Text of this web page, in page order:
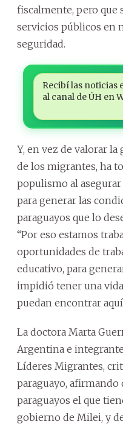
fiscalmente, pero que
servicios públicos en
seguridad.
Recibí las noticias
al canal de ÚH en
Y, en vez de valorar
de los migrantes, ha
populismo al
para generar las
paraguayos que lo
“Por eso estamos
oportunidades de
educativo, para
impidió tener una
puedan encontrar aquí
La doctora Marta
Argentina e
Líderes Migrantes,
paraguayo, afirmando
paraguayos el que
gobierno de Milei, y